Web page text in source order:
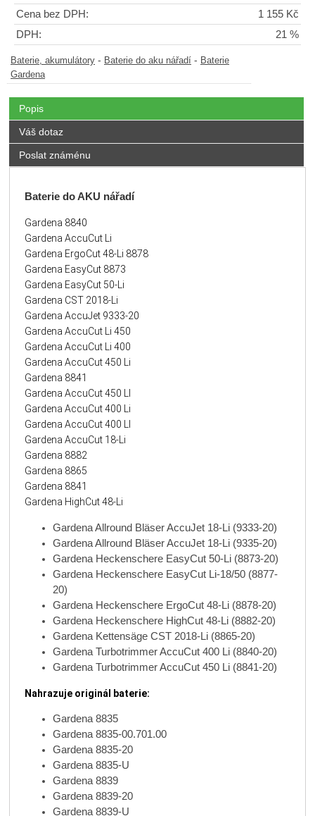
Cena bez DPH:
1 155 Kč
DPH:
21 %
Baterie, akumulátory - Baterie do aku nářadí - Baterie
Gardena
Popis
Váš dotaz
Poslat známénu
Baterie do AKU nářadí
Gardena 8840
Gardena AccuCut Li
Gardena ErgoCut 48-Li 8878
Gardena EasyCut 8873
Gardena EasyCut 50-Li
Gardena CST 2018-Li
Gardena AccuJet 9333-20
Gardena AccuCut Li 450
Gardena AccuCut Li 400
Gardena AccuCut 450 Li
Gardena 8841
Gardena AccuCut 450 LI
Gardena AccuCut 400 Li
Gardena AccuCut 400 LI
Gardena AccuCut 18-Li
Gardena 8882
Gardena 8865
Gardena 8841
Gardena HighCut 48-Li
Gardena Allround Bläser AccuJet 18-Li (9333-20)
Gardena Allround Bläser AccuJet 18-Li (9335-20)
Gardena Heckenschere EasyCut 50-Li (8873-20)
Gardena Heckenschere EasyCut Li-18/50 (8877-
20)
Gardena Heckenschere ErgoCut 48-Li (8878-20)
Gardena Heckenschere HighCut 48-Li (8882-20)
Gardena Kettensäge CST 2018-Li (8865-20)
Gardena Turbotrimmer AccuCut 400 Li (8840-20)
Gardena Turbotrimmer AccuCut 450 Li (8841-20)
Nahrazuje originál baterie:
Gardena 8835
Gardena 8835-00.701.00
Gardena 8835-20
Gardena 8835-U
Gardena 8839
Gardena 8839-20
Gardena 8839-U